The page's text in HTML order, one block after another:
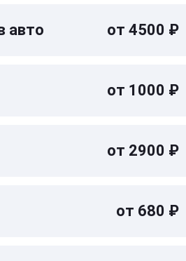
авто от 4500 ₽
от 1000 ₽
от 2900 ₽
от 680 ₽